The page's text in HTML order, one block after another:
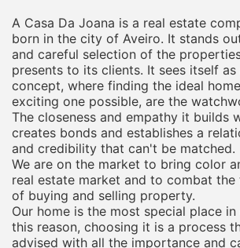
A Casa Da Joana is a real estate
born in the city of Aveiro. It stands
and careful selection of the
presents to its clients. It sees itself as
concept, where finding the ideal
exciting one possible, are the
The closeness and empathy it builds
creates bonds and establishes a
and credibility that can't be matched.
We are on the market to bring color
real estate market and to combat
of buying and selling property.
Our home is the most special place
this reason, choosing it is a process
advised with all the importance and